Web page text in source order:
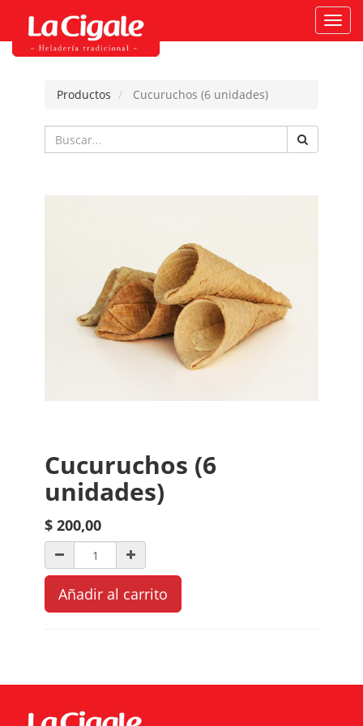
Productos Cucuruchos (6 unidades)
Cucuruchos (6
unidades)
$ 200,00
Añadir al carrito